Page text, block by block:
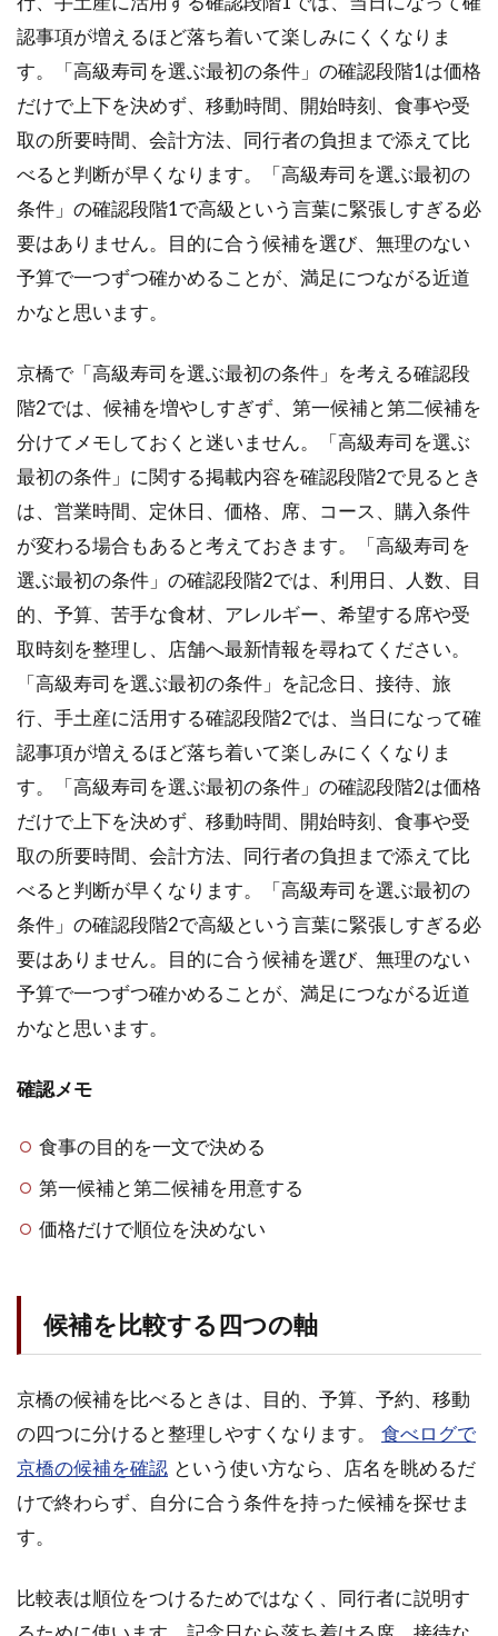
悔
し
2.1
接待
と記
の席
選び
2.2
移動
で整
える
2.3
服装
と写
真撮
影の
マナ
ー
2.4
おま
かせ
を楽
しむ
心構
え
京橋
の高
級寿
司を
選ぶ
結論
認事項が増えるほど落ち着いて楽しみにくくなりま
す。「高級寿司を選ぶ最初の条件」の確認段階1は価格
だけで上下を決めず、移動時間、開始時刻、食事や受
取の所要時間、会計方法、同行者の負担まで添えて比
べると判断が早くなります。「高級寿司を選ぶ最初の
条件」の確認段階1で高級という言葉に緊張しすぎる必
要はありません。目的に合う候補を選び、無理のない
予算で一つずつ確かめることが、満足につながる近道
かなと思います。
京橋で「高級寿司を選ぶ最初の条件」を考える確認段
階2では、候補を増やしすぎず、第一候補と第二候補を
分けてメモしておくと迷いません。「高級寿司を選ぶ
最初の条件」に関する掲載内容を確認段階2で見るとき
は、営業時間、定休日、価格、席、コース、購入条件
が変わる場合もあると考えておきます。「高級寿司を
選ぶ最初の条件」の確認段階2では、利用日、人数、目
的、予算、苦手な食材、アレルギー、希望する席や受
取時刻を整理し、店舗へ最新情報を尋ねてください。
「高級寿司を選ぶ最初の条件」を記念日、接待、旅
行、手土産に活用する確認段階2では、当日になって確
認事項が増えるほど落ち着いて楽しみにくくなりま
す。「高級寿司を選ぶ最初の条件」の確認段階2は価格
だけで上下を決めず、移動時間、開始時刻、食事や受
取の所要時間、会計方法、同行者の負担まで添えて比
べると判断が早くなります。「高級寿司を選ぶ最初の
条件」の確認段階2で高級という言葉に緊張しすぎる必
要はありません。目的に合う候補を選び、無理のない
予算で一つずつ確かめることが、満足につながる近道
かなと思います。
確認メモ
食事の目的を一文で決める
第一候補と第二候補を用意する
価格だけで順位を決めない
候補を比較する四つの軸
京橋の候補を比べるときは、目的、予算、予約、移動
の四つに分けると整理しやすくなります。
食べログで
京橋の候補を確認 という使い方なら、店名を眺めるだ
けで終わらず、自分に合う条件を持った候補を探せま
す。
比較表は順位をつけるためではなく、同行者に説明す